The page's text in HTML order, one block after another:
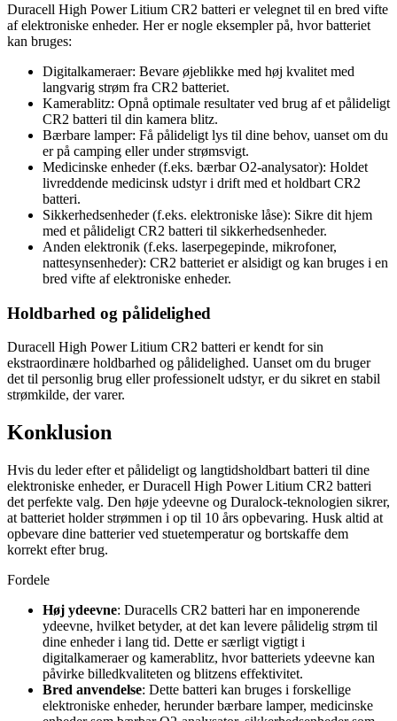
Duracell High Power Litium CR2 batteri er velegnet til en bred vifte
af elektroniske enheder. Her er nogle eksempler på, hvor batteriet
kan bruges:
Digitalkameraer: Bevare øjeblikke med høj kvalitet med
langvarig strøm fra CR2 batteriet.
Kamerablitz: Opnå optimale resultater ved brug af et pålideligt
CR2 batteri til din kamera blitz.
Bærbare lamper: Få pålideligt lys til dine behov, uanset om du
er på camping eller under strømsvigt.
Medicinske enheder (f.eks. bærbar O2-analysator): Holdet
livreddende medicinsk udstyr i drift med et holdbart CR2
batteri.
Sikkerhedsenheder (f.eks. elektroniske låse): Sikre dit hjem
med et pålideligt CR2 batteri til sikkerhedsenheder.
Anden elektronik (f.eks. laserpegepinde, mikrofoner,
nattesynsenheder): CR2 batteriet er alsidigt og kan bruges i en
bred vifte af elektroniske enheder.
Holdbarhed og pålidelighed
Duracell High Power Litium CR2 batteri er kendt for sin
ekstraordinære holdbarhed og pålidelighed. Uanset om du bruger
det til personlig brug eller professionelt udstyr, er du sikret en stabil
strømkilde, der varer.
Konklusion
Hvis du leder efter et pålideligt og langtidsholdbart batteri til dine
elektroniske enheder, er Duracell High Power Litium CR2 batteri
det perfekte valg. Den høje ydeevne og Duralock-teknologien sikrer,
at batteriet holder strømmen i op til 10 års opbevaring. Husk altid at
opbevare dine batterier ved stuetemperatur og bortskaffe dem
korrekt efter brug.
Fordele
Høj ydeevne: Duracells CR2 batteri har en imponerende
ydeevne, hvilket betyder, at det kan levere pålidelig strøm til
dine enheder i lang tid. Dette er særligt vigtigt i
digitalkameraer og kamerablitz, hvor batteriets ydeevne kan
påvirke billedkvaliteten og blitzens effektivitet.
Bred anvendelse: Dette batteri kan bruges i forskellige
elektroniske enheder, herunder bærbare lamper, medicinske